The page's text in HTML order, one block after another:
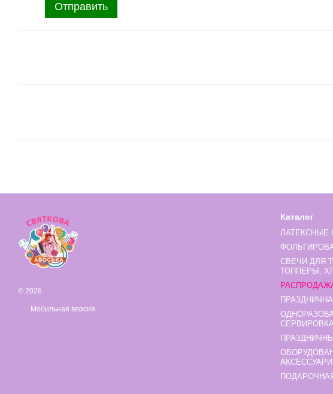
Отправить
© 2026
Мобильная версия
Каталог
ЛАТЕКСНЫЕ
СВЕЧИ ДЛЯ
ТОППЕРЫ,
АКСЕССУАРИ